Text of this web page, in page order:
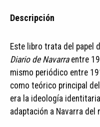
Descripción
Este libro trata del papel
Diario de Navarra entre
mismo periódico entre
como teórico principal
era la ideología
adaptación a Navarra